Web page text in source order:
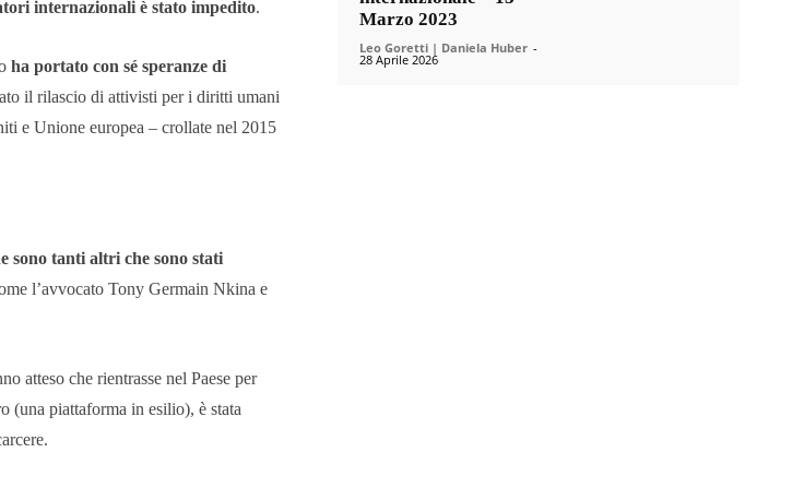
internazionali è stato impedito.
ha portato con sé speranze di
il rilascio di attivisti per i diritti umani
e Unione europea – crollate nel 2015
sono tanti altri che sono stati
l’avvocato Tony Germain Nkina e
atteso che rientrasse nel Paese per
(una piattaforma in esilio), è stata
Marzo 2023
Leo Goretti | Daniela Huber -
28 Aprile 2026